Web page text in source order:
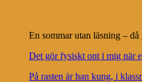
En sommar utan läsning –
Det gör fysiskt ont i mig när
På rasten är han kung, i